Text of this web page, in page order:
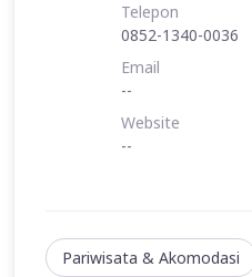
Telepon
0852-1340-0036
Email
--
Website
--
Pariwisata & Akomodasi